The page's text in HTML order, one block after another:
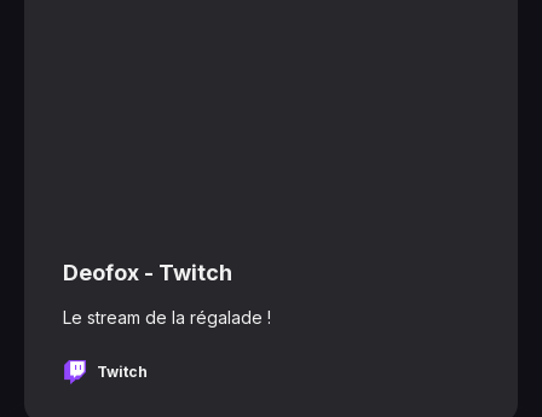
Deofox - Twitch
Le stream de la régalade !
Twitch